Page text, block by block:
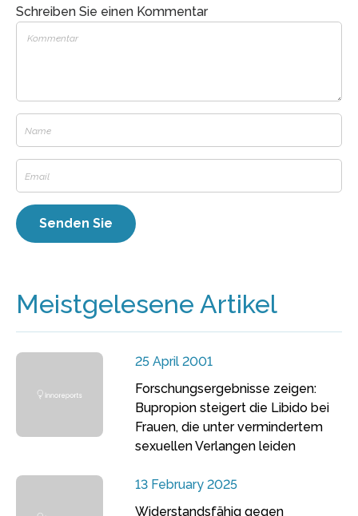
Schreiben Sie einen Kommentar
Meistgelesene Artikel
25 April 2001
Forschungsergebnisse zeigen:
Bupropion steigert die Libido bei
Frauen, die unter vermindertem
sexuellen Verlangen leiden
13 February 2025
Widerstandsfähig gegen